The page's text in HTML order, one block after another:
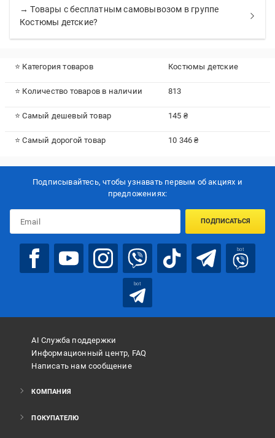
→ Товары с бесплатным самовывозом в группе
Костюмы детские?
⭐ Категория товаров Костюмы детские
⭐ Количество товаров в наличии 813
⭐ Самый дешевый товар 145 ₴
⭐ Самый дорогой товар 10 346 ₴
Подписывайтесь, чтобы узнавать первым об акцияx и
предложениях:
ПОДПИСАТЬСЯ
bot
bot
AI Служба поддержки
Информационный центр, FAQ
Написать нам сообщение
КОМПАНИЯ
ПОКУПАТЕЛЮ